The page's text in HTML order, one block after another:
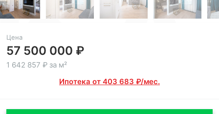
Цена
57 500 000 ₽
1 642 857 ₽ за м²
Ипотека от 403 683 ₽/мес.